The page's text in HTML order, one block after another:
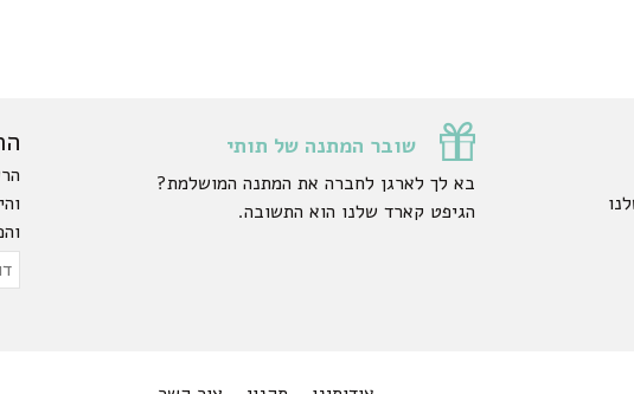
שובר המתנה של תותי
בא לך לארגן לחברה את המתנה המושלמת?
הגיפט קארד שלנו הוא התשובה.